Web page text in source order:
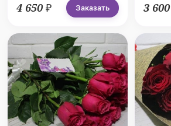
4 650 ₽ Заказать 3